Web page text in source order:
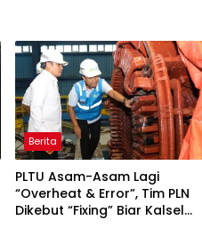
Berita
PLTU Asam-Asam Lagi
“Overheat & Error”, Tim PLN
Dikebut “Fixing” Biar Kalsel